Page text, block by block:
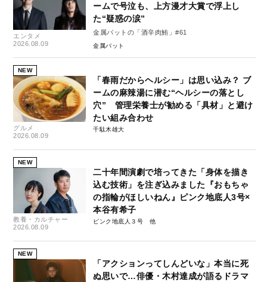
エンタメ
2026.08.09
ームで号泣も、上方漫才大賞で浮上し
た“疑惑の涙”
金属バットの「酒辛肉鮪」#61
金属バット
NEW
グルメ
2026.08.09
「春雨だからヘルシー」は思い込み？ ブ
ームの麻辣湯に潜む“ヘルシーの落とし
穴” 管理栄養士が勧める「具材」と避け
たい組み合わせ
千駄木雄大
NEW
教養・カルチャー
2026.08.09
二十年間演劇で培ってきた「身体を描き
込む技術」を注ぎ込みました『おもちゃ
の指輪がほしいねん』ピンク地底人3号×
本谷有希子
ピンク地底人３号
NEW
「アクションってしんどいな」本当に死
ぬ思いで…俳優・木村達成が語るドラマ